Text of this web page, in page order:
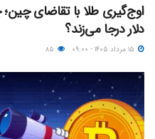
دلار درجا می‌زند؟